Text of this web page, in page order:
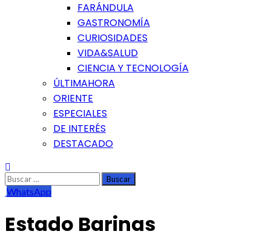
FARÁNDULA
GASTRONOMÍA
CURIOSIDADES
VIDA&SALUD
CIENCIA Y TECNOLOGÍA
ÚLTIMAHORA
ORIENTE
ESPECIALES
DE INTERÉS
DESTACADO
Buscar:
WhatsApp
Estado Barinas